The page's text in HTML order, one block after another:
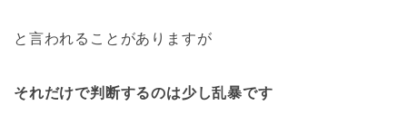
と言われることがありますが
それだけで判断するのは少し乱暴です